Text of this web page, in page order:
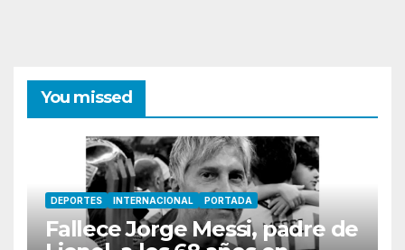
You missed
DEPORTES INTERNACIONAL PORTADA
Fallece Jorge Messi, padre de